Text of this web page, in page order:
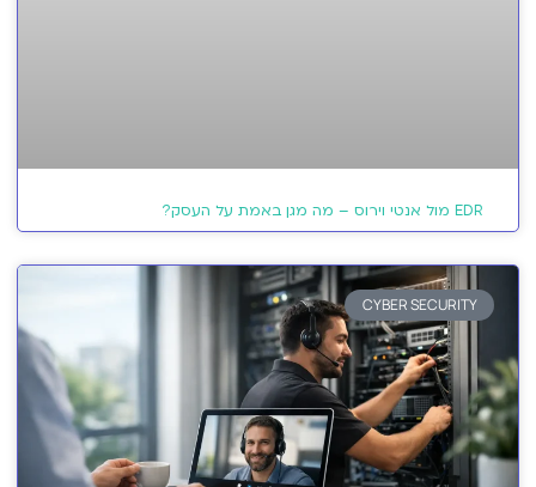
EDR מול אנטי וירוס – מה מגן באמת על העסק?
CYBER SECURITY